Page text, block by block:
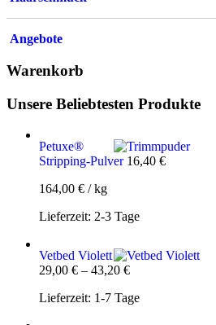
Angebote
Warenkorb
Unsere Beliebtesten Produkte
Petuxe®
Stripping-Pulver 16,40 €
164,00 € /kg
Lieferzeit: 2-3 Tage
Vetbed Violett
29,00 € – 43,20 €
Lieferzeit: 1-7 Tage